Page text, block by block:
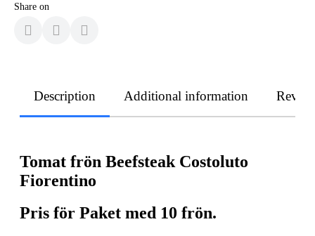
Share on
Description Additional information
Tomat frön Beefsteak Costoluto
Fiorentino
Pris för Paket med 10 frön.